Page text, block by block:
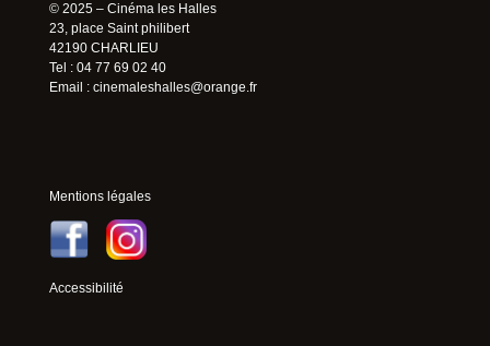
© 2025 – Cinéma les Halles
23, place Saint philibert
42190 CHARLIEU
Tel : 04 77 69 02 40
Email : cinemaleshalles@orange.fr
Mentions légales
Accessibilité